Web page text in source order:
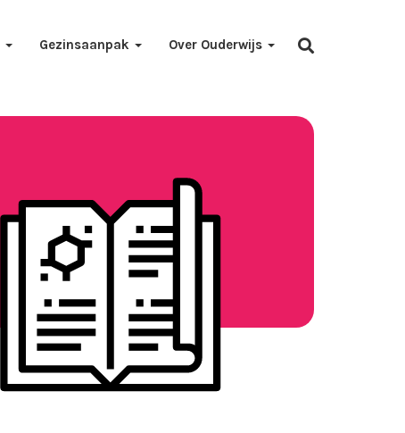
Gezinsaanpak Over Ouderwijs